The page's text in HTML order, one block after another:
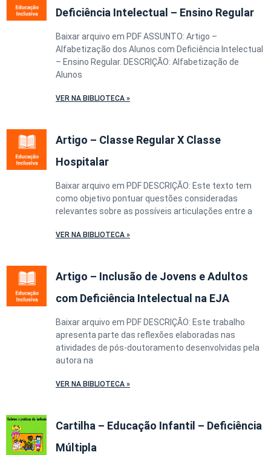
Deficiência Intelectual – Ensino Regular
Baixar arquivo em PDF ASSUNTO: Artigo –
Alfabetização dos Alunos com Deficiência Intelectual
– Ensino Regular. DESCRIÇÃO: Alfabetização de
Alunos
VER NA BIBLIOTECA »
Artigo – Classe Regular X Classe
Hospitalar
Baixar arquivo em PDF DESCRIÇÃO: Este texto tem
como objetivo pontuar questões consideradas
relevantes sobre as possíveis articulações entre a
VER NA BIBLIOTECA »
Artigo – Inclusão de Jovens e Adultos
com Deficiência Intelectual na EJA
Baixar arquivo em PDF DESCRIÇÃO: Este trabalho
apresenta parte das reflexões elaboradas nas
atividades de pós-doutoramento desenvolvidas pela
autora na
VER NA BIBLIOTECA »
Cartilha – Educação Infantil – Deficiência
Múltipla